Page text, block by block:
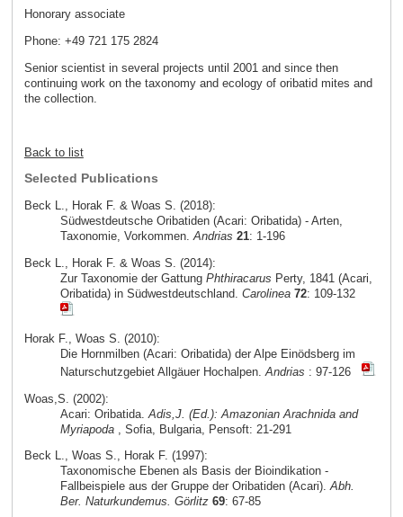
Honorary associate
Phone: +49 721 175 2824
Senior scientist in several projects until 2001 and since then
continuing work on the taxonomy and ecology of oribatid mites and
the collection.
Back to list
Selected Publications
Beck L., Horak F. & Woas S. (2018):
Südwestdeutsche Oribatiden (Acari: Oribatida) - Arten,
Taxonomie, Vorkommen.Andrias 21: 1-196
Beck L., Horak F. & Woas S. (2014):
Zur Taxonomie der Gattung Phthiracarus Perty, 1841 (Acari,
Oribatida) in Südwestdeutschland. Carolinea 72: 109-132
Horak F., Woas S. (2010):
Die Hornmilben (Acari: Oribatida) der Alpe Einödsberg im
Naturschutzgebiet Allgäuer Hochalpen. Andrias : 97-126
Woas,S. (2002):
Acari: Oribatida. Adis,J. (Ed.): Amazonian Arachnida and
Myriapoda, Sofia, Bulgaria, Pensoft: 21-291
Beck L., Woas S., Horak F. (1997):
Taxonomische Ebenen als Basis der Bioindikation -
Fallbeispiele aus der Gruppe der Oribatiden (Acari).Abh.
Ber. Naturkundemus. Görlitz 69: 67-85